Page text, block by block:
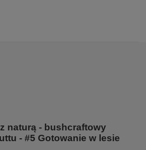
naturą - bushcraftowy
- #5 Gotowanie w lesie